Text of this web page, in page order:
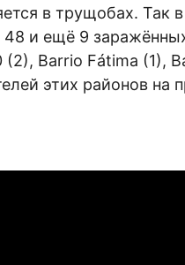
в трущобах. Так
и ещё 9
Barrio Fátima (1),
этих районов на